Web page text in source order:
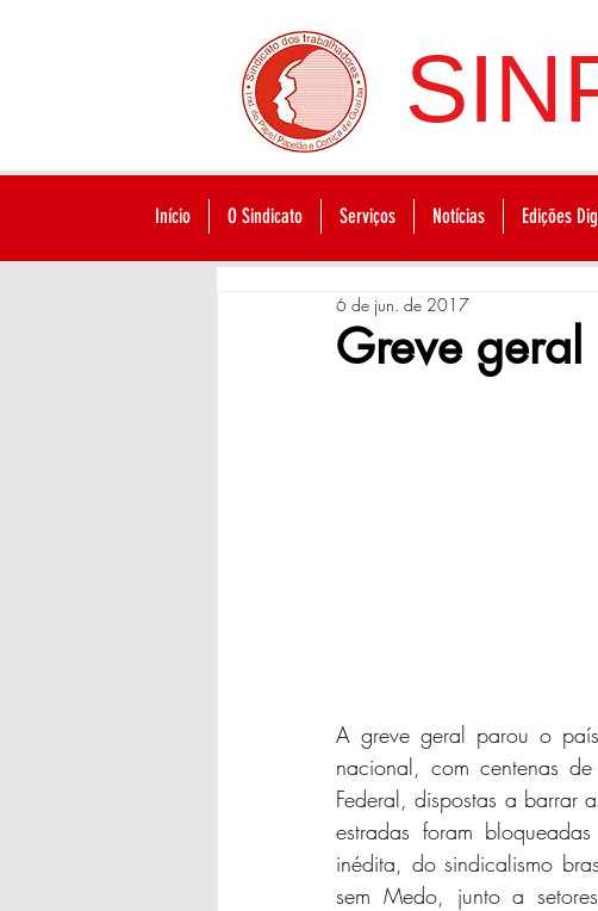
Início O Sindicato Serviços Notícias Edições
Greve geral
6 de jun. de 2017
A greve geral parou o
nacional, com centenas
Federal, dispostas a barrar
estradas foram
inédita, do sindicalismo
sem Medo, junto a